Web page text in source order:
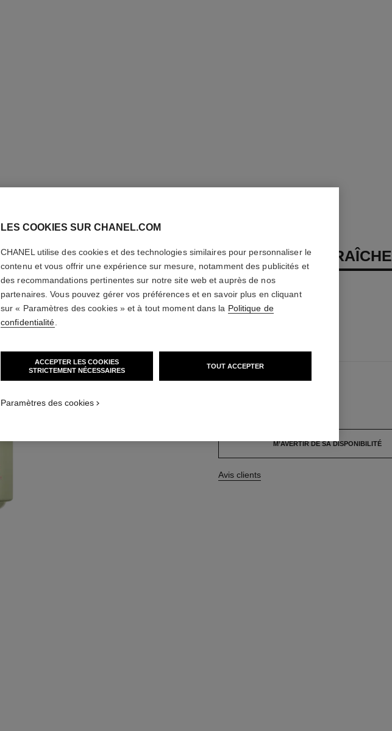
CHANCE EAU FRAÎCHE
Voile Hydratant pour le Corps
En savoir plus
M’AVERTIR DE SA DISPONIBILITÉ
Avis clients
LES COOKIES SUR CHANEL.COM
CHANEL utilise des cookies et des technologies similaires pour personnaliser le
contenu et vous offrir une expérience sur mesure, notamment des publicités et
des recommandations pertinentes sur notre site web et auprès de nos
partenaires. Vous pouvez gérer vos préférences et en savoir plus en cliquant
sur « Paramètres des cookies » et à tout moment dans la Politique de
confidentialité
ACCEPTER LES COOKIES
STRICTEMENT NÉCESSAIRES
TOUT ACCEPTER
Paramètres des cookies